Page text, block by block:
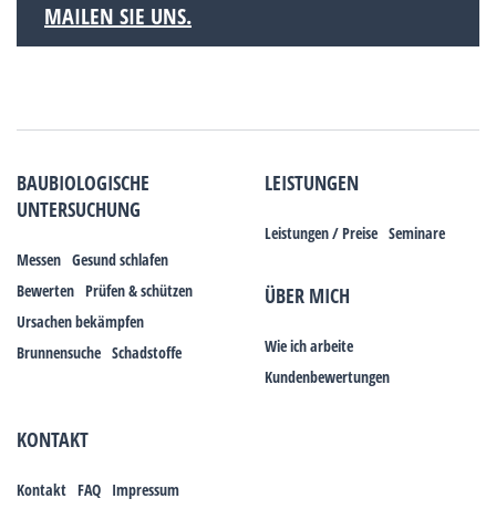
MAILEN SIE UNS.
BAUBIOLOGISCHE
UNTERSUCHUNG
Messen Gesund schlafen
Bewerten Prüfen & schützen
Ursachen bekämpfen
Brunnensuche Schadstoffe
LEISTUNGEN
Leistungen / Preise Seminare
ÜBER MICH
Wie ich arbeite
Kundenbewertungen
KONTAKT
Kontakt FAQ Impressum